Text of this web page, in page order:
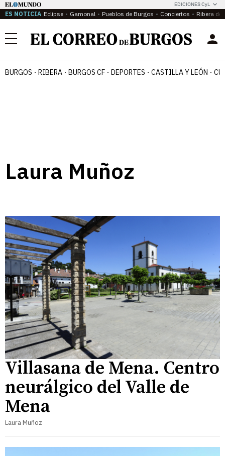
EDICIONES CyL
ES NOTICIA Eclipse Gamonal Pueblos de Burgos Conciertos Ribera del
Menú
BURGOS RIBERA BURGOS CF DEPORTES CASTILLA Y LEÓN
Laura Muñoz
Villasana de Mena. Centro
neurálgico del Valle de
Mena
Laura Muñoz